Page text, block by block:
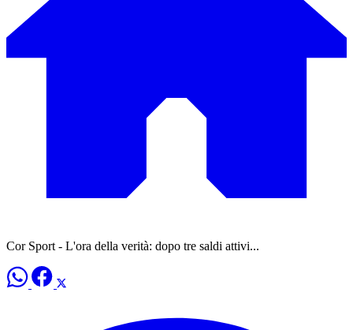
Cor Sport - L'ora della verità: dopo tre saldi attivi...